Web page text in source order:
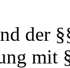
der
mit